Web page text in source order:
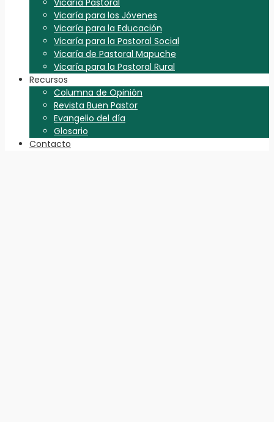
Vicaría para los Jóvenes
Vicaría para la Educación
Vicaría para la Pastoral Social
Vicaría de Pastoral Mapuche
Vicaría para la Pastoral Rural
Recursos
Columna de Opinión
Revista Buen Pastor
Evangelio del día
Glosario
Contacto